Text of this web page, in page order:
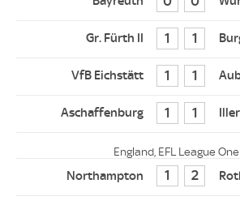
1 1
1 1
1 1
England, EFL League One
1 2